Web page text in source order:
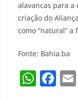
alavancas para a
criação do
como “natural” a
Fonte: Bahia.ba
W F